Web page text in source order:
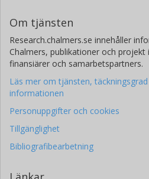
Om tjänsten
Research.chalmers.se innehåller
Chalmers, publikationer och
finansiärer och samarbetspartners.
Läs mer om tjänsten,
informationen
Personuppgifter och cookies
Tillgänglighet
Bibliografibearbetning